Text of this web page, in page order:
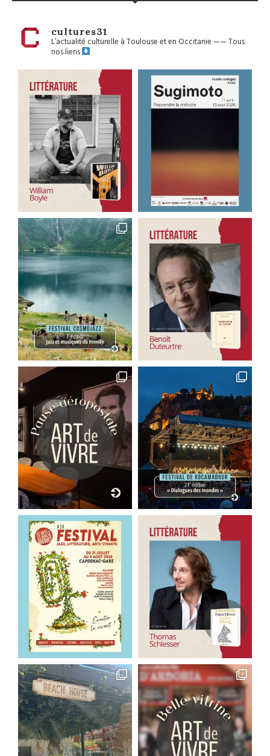
cultures31
L’actualité culturelle à Toulouse et en Occitanie——Tous
nos liens